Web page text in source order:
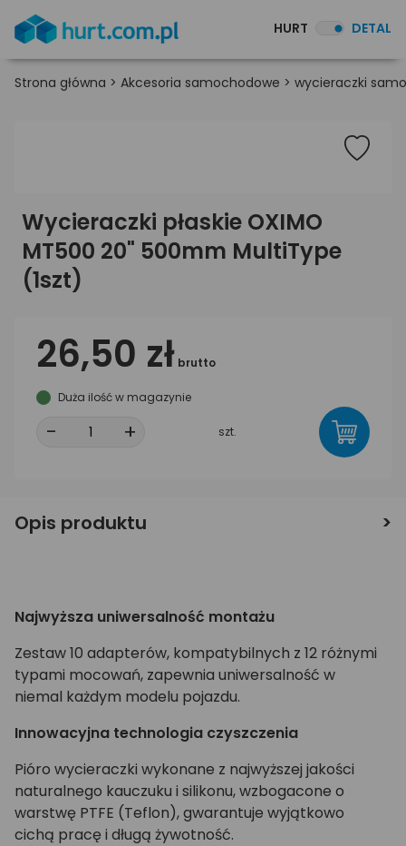
HURT DETAL
Strona główna > Akcesoria samochodowe > wycieraczki
Wycieraczki płaskie OXIMO
MT500 20" 500mm MultiType
(1szt)
26,50 zł brutto
Duża ilość w magazynie
- + szt.
Opis produktu
Najwyższa uniwersalność montażu
Zestaw 10 adapterów, kompatybilnych z 12 różnymi
typami mocowań, zapewnia uniwersalność w
niemal każdym modelu pojazdu.
Innowacyjna technologia czyszczenia
Pióro wycieraczki wykonane z najwyższej jakości
naturalnego kauczuku i silikonu, wzbogacone o
warstwę PTFE (Teflon), gwarantuje wyjątkowo
cichą pracę i długą żywotność.